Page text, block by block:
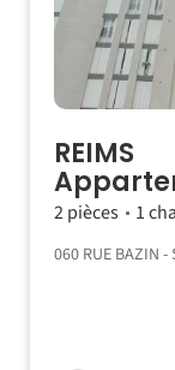
REIMS
2 pièces 1
060 RUE BAZIN -